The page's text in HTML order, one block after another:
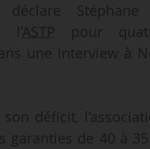
déclare
l’ASTP
pour
une interview à
son déficit,
garanties de 40 à